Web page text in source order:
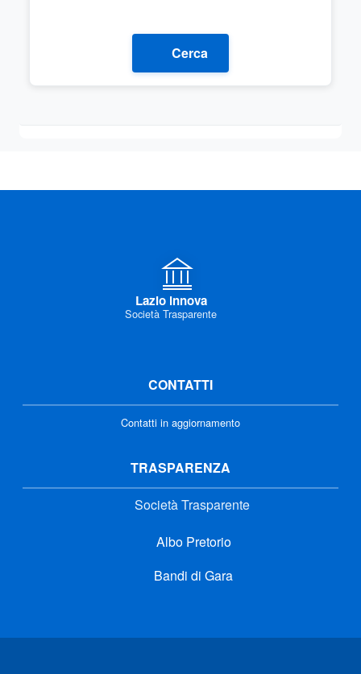
Cerca
Lazio innova
Società Trasparente
CONTATTI
Contatti in aggiornamento
TRASPARENZA
Società Trasparente
Albo Pretorio
Bandi di Gara